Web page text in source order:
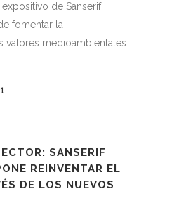
de Sanserif
fomentar la
valores medioambientales
SANSERIF
REINVENTAR EL
DE LOS NUEVOS